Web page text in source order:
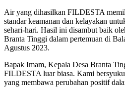
Air yang dihasilkan FILDESTA
standar keamanan dan kelayakan
sehari-hari. Hasil ini disambut baik
Branta Tinggi dalam pertemuan di
Agustus 2023.
Bapak Imam, Kepala Desa Branta
FILDESTA luar biasa. Kami
yang membawa perubahan positif